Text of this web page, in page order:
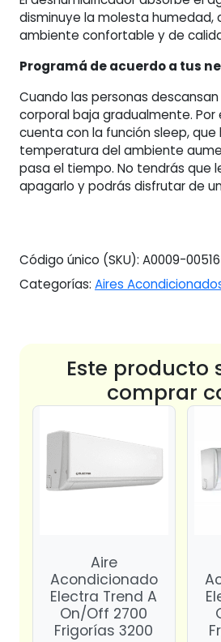
disminuye la molesta humedad,
ambiente confortable y de
Programá de acuerdo a tus
Cuando las personas
corporal baja gradualmente. Por
cuenta con la función sleep, que
temperatura del ambiente
pasa el tiempo. No tendrás que
apagarlo y podrás disfrutar de
Código único (SKU): A0009-
Categorías: Aires
Este producto
comprar
Aire
Acondicionado
Electra Trend A
On/Off 2700
Frigorías 3200